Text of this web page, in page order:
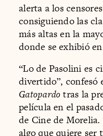
alerta a los
consiguiendo las
más altas en la
donde se exhibió
“Lo de Pasolini es
divertido”, confesó
Gatopardotras la
película en el
de Cine de
algo que quiere